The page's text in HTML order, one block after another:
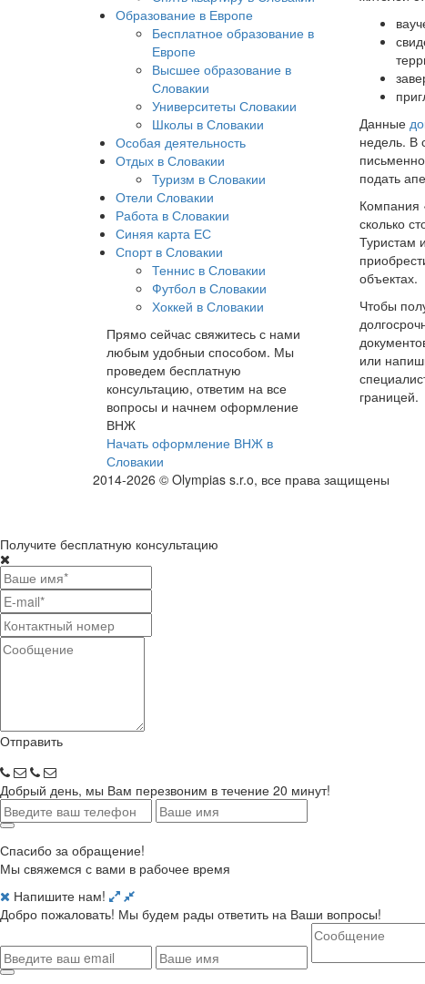
Образование в Европе
Бесплатное образование в
Европе
Высшее образование в
Словакии
Университеты Словакии
Школы в Словакии
Особая деятельность
Отдых в Словакии
Туризм в Словакии
Отели Словакии
Работа в Словакии
Синяя карта ЕС
Спорт в Словакии
Теннис в Словакии
Футбол в Словакии
Хоккей в Словакии
Прямо сейчас свяжитесь с нами
любым удобныи способом. Мы
проведем бесплатную
консультацию, ответим на все
вопросы и начнем оформление
ВНЖ
Начать оформление ВНЖ в
Словакии
Данные
недель. В
подать
Компания
сколько
Туристам
объектах.
Чтобы
или
границей.
2014-2026 © Olympias s.r.o, все права защищены
Получите бесплатную консультацию
Отправить
Добрый день, мы Вам перезвоним в течение 20 минут!
Спасибо за обращение!
Мы свяжемся с вами в рабочее время
Напишите нам!
Добро пожаловать! Мы будем рады ответить на Ваши вопросы!